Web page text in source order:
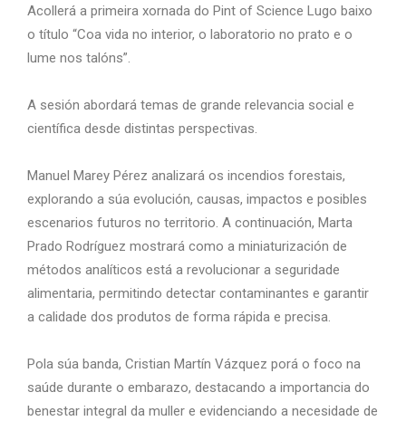
Acollerá a primeira xornada do Pint of Science Lugo baixo
o título “Coa vida no interior, o laboratorio no prato e o
lume nos talóns”.
A sesión abordará temas de grande relevancia social e
científica desde distintas perspectivas.
Manuel Marey Pérez analizará os incendios forestais,
explorando a súa evolución, causas, impactos e posibles
escenarios futuros no territorio. A continuación, Marta
Prado Rodríguez mostrará como a miniaturización de
métodos analíticos está a revolucionar a seguridade
alimentaria, permitindo detectar contaminantes e garantir
a calidade dos produtos de forma rápida e precisa.
Pola súa banda, Cristian Martín Vázquez porá o foco na
saúde durante o embarazo, destacando a importancia do
benestar integral da muller e evidenciando a necesidade de